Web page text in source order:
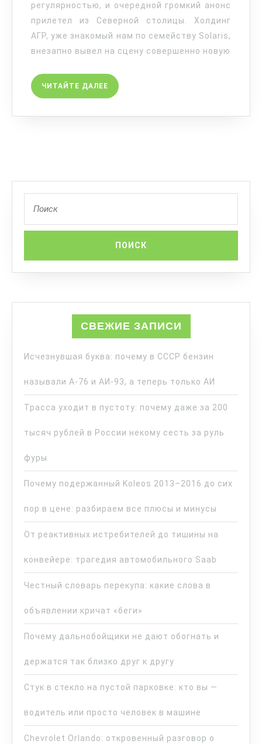
регулярностью, и очередной громкий анонс
прилетел из Северной столицы. Холдинг
АГР, уже знакомый нам по семейству Solaris,
внезапно вывел на сцену совершенно новую
ЧИТАЙТЕ ДАЛЕЕ
СВЕЖИЕ ЗАПИСИ
Исчезнувшая буква: почему в СССР бензин
называли А-76 и АИ-93, а теперь только АИ
Трасса уходит в пустоту: почему даже за 200
тысяч рублей в России некому сесть за руль
фуры
Почему подержанный Koleos 2013–2016 до сих
пор в цене: разбираем все плюсы и минусы
От реактивных истребителей до тишины на
конвейере: трагедия автомобильного Saab
Честный словарь перекупа: какие слова в
объявлении кричат «беги»
Почему дальнобойщики не дают обогнать и
держатся так близко друг к другу
Стук в стекло на пустой парковке: кто вы —
водитель или просто человек в машине
Chevrolet Orlando: откровенный разговор о